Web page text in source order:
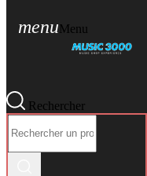
menuMenu
Rechercher